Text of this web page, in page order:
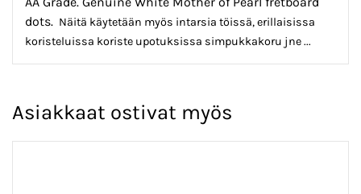
dots. Näitä käytetään myös intarsia töissä, erillaisissa
koristeluissa koriste upotuksissa simpukkakoru jne ...
Asiakkaat ostivat myös